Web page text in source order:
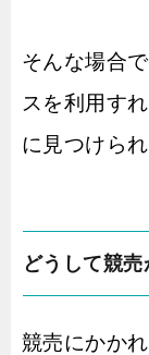
そんな場合
スを利用す
に見つけら
どうして競
競売にかか